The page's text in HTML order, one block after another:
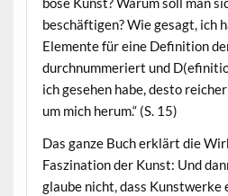
beschäftigen? Wie gesagt, ich
Elemente für eine Definition
durchnummeriert und
ich gesehen habe, desto
um mich herum.“ (S. 15)
Das ganze Buch erklärt die
Faszination der Kunst: Und
glaube nicht, dass Kunstwerke